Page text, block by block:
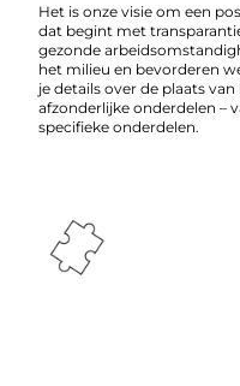
Het is onze visie om een
dat begint met
gezonde
het milieu en bevorderen
je details over de plaats
afzonderlijke onderdelen –
specifieke onderdelen.